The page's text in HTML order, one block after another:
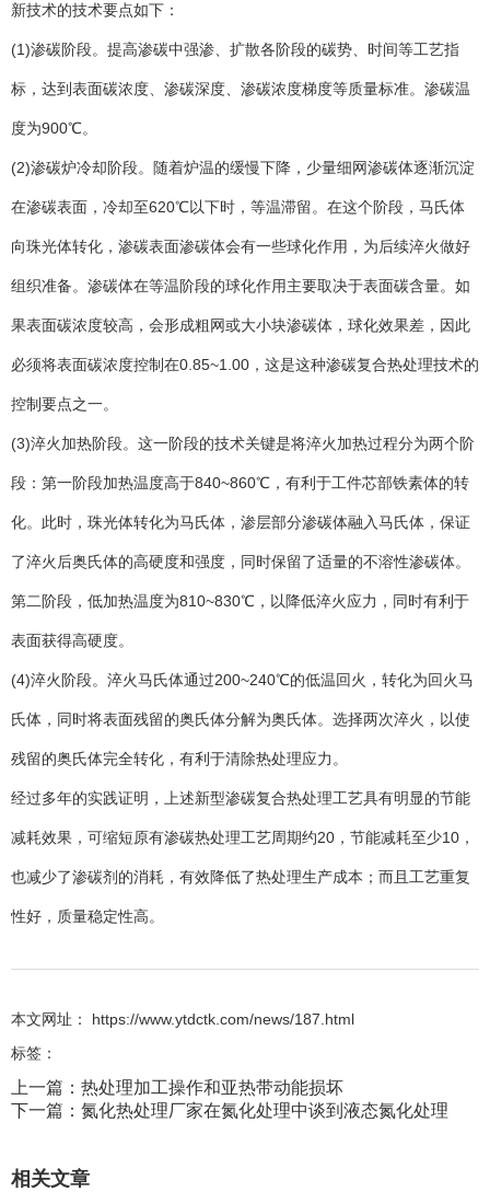
新技术的技术要点如下：
(1)渗碳阶段。提高渗碳中强渗、扩散各阶段的碳势、时间等工艺指
标，达到表面碳浓度、渗碳深度、渗碳浓度梯度等质量标准。渗碳温
度为900℃。
(2)渗碳炉冷却阶段。随着炉温的缓慢下降，少量细网渗碳体逐渐沉淀
在渗碳表面，冷却至620℃以下时，等温滞留。在这个阶段，马氏体
向珠光体转化，渗碳表面渗碳体会有一些球化作用，为后续淬火做好
组织准备。渗碳体在等温阶段的球化作用主要取决于表面碳含量。如
果表面碳浓度较高，会形成粗网或大小块渗碳体，球化效果差，因此
必须将表面碳浓度控制在0.85~1.00，这是这种渗碳复合热处理技术的
控制要点之一。
(3)淬火加热阶段。这一阶段的技术关键是将淬火加热过程分为两个阶
段：第一阶段加热温度高于840~860℃，有利于工件芯部铁素体的转
化。此时，珠光体转化为马氏体，渗层部分渗碳体融入马氏体，保证
了淬火后奥氏体的高硬度和强度，同时保留了适量的不溶性渗碳体。
第二阶段，低加热温度为810~830℃，以降低淬火应力，同时有利于
表面获得高硬度。
(4)淬火阶段。淬火马氏体通过200~240℃的低温回火，转化为回火马
氏体，同时将表面残留的奥氏体分解为奥氏体。选择两次淬火，以使
残留的奥氏体完全转化，有利于清除热处理应力。
经过多年的实践证明，上述新型渗碳复合热处理工艺具有明显的节能
减耗效果，可缩短原有渗碳热处理工艺周期约20，节能减耗至少10，
也减少了渗碳剂的消耗，有效降低了热处理生产成本；而且工艺重复
性好，质量稳定性高。
本文网址： https://www.ytdctk.com/news/187.html
标签：
上一篇： 热处理加工操作和亚热带动能损坏
下一篇： 氮化热处理厂家在氮化处理中谈到液态氮化处理
相关文章